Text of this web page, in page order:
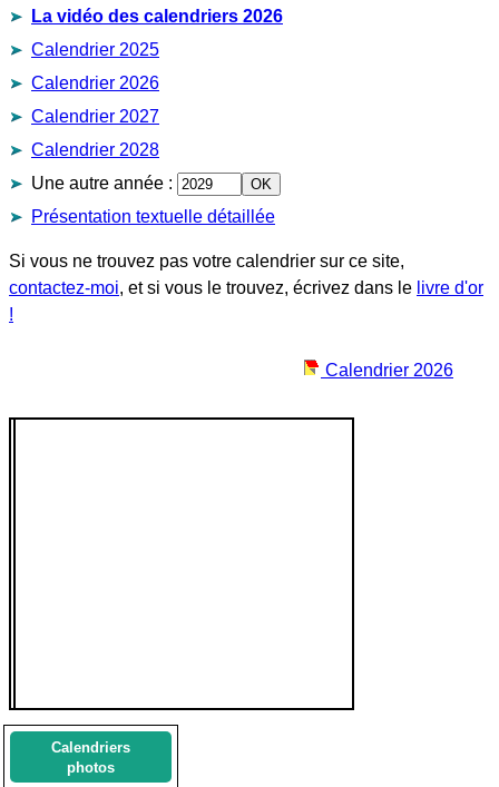
La vidéo des calendriers 2026
Calendrier 2025
Calendrier 2026
Calendrier 2027
Calendrier 2028
Une autre année :
Présentation textuelle détaillée
Si vous ne trouvez pas votre calendrier sur ce site,
contactez-moi, et si vous le trouvez, écrivez dans le livre d'or
!
Calendrier 2026
Calendriers
photos